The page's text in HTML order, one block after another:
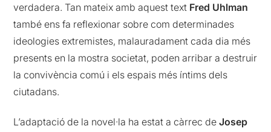
verdadera. Tan mateix amb aquest text Fred Uhlman
també ens fa reflexionar sobre com determinades
ideologies extremistes, malauradament cada dia més
presents en la mostra societat, poden arribar a destruir
la convivència comú i els espais més íntims dels
ciutadans.
L’adaptació de la novel·la ha estat a càrrec deJosep